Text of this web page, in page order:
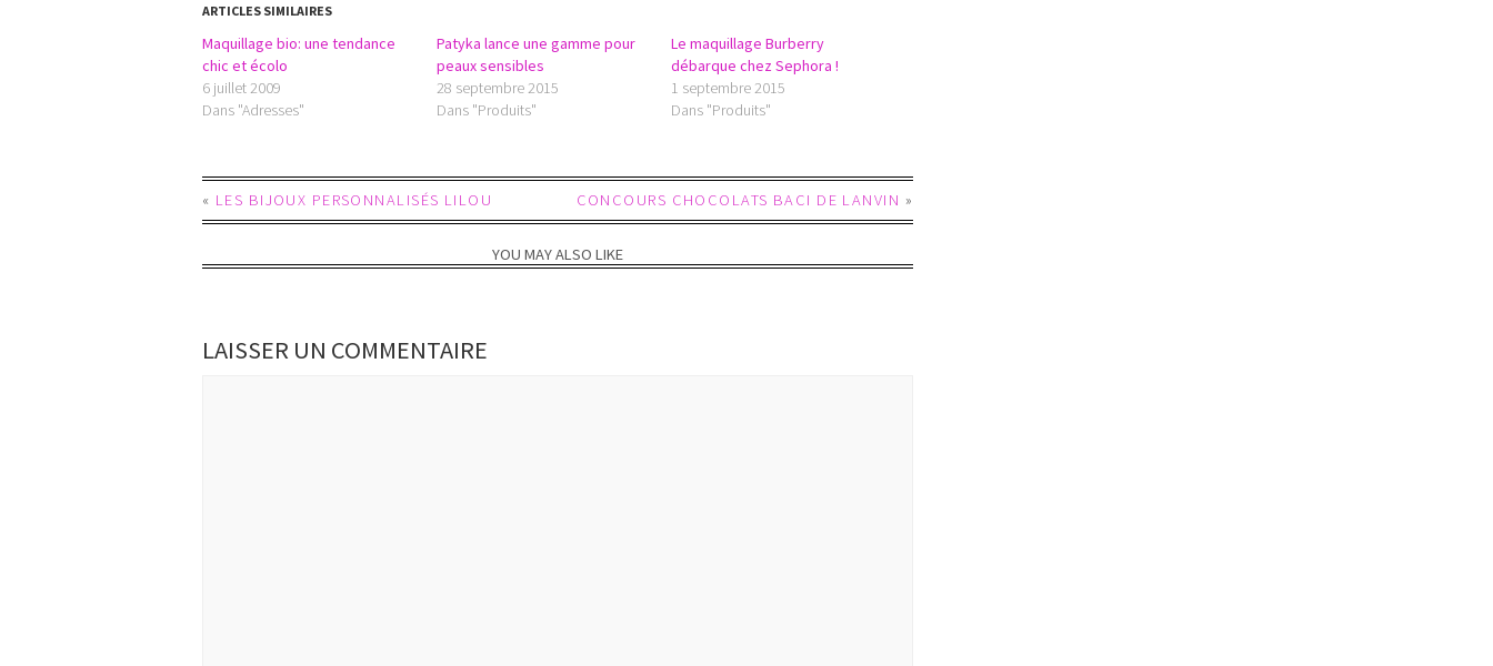
ARTICLES SIMILAIRES
Maquillage bio: une tendance
chic et écolo
6 juillet 2009
Dans "Adresses"
Patyka lance une gamme pour
peaux sensibles
28 septembre 2015
Dans "Produits"
Le maquillage Burberry
débarque chez Sephora !
1 septembre 2015
Dans "Produits"
« LES BIJOUX PERSONNALISÉS LILOU CONCOURS CHOCOLATS BACI DE LANVIN »
YOU MAY ALSO LIKE
LAISSER UN COMMENTAIRE